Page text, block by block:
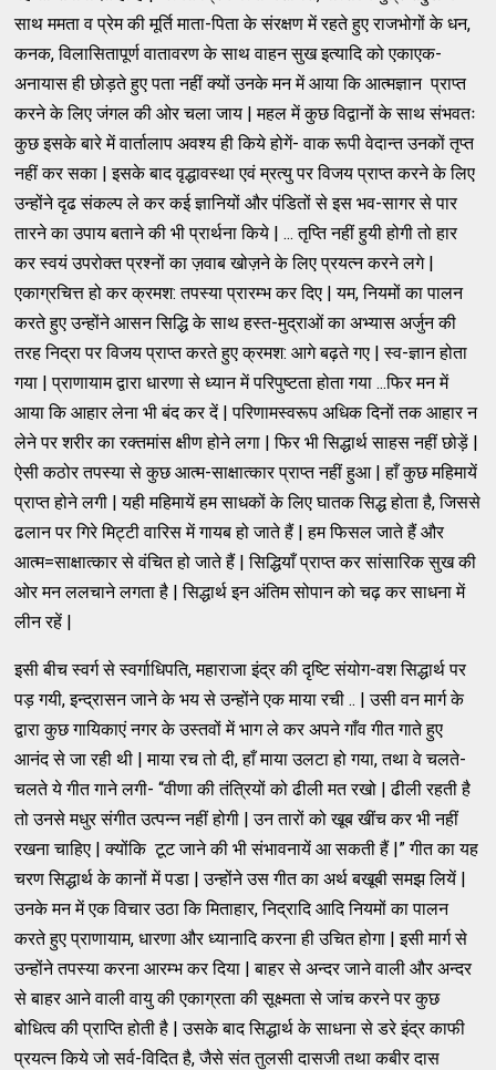
साथ ममता व प्रेम की मूर्ति माता-पिता के संरक्षण में रहते हुए राजभोगों के धन,
कनक, विलासितापूर्ण वातावरण के साथ वाहन सुख इत्यादि को एकाएक-
अनायास ही छोड़ते हुए पता नहीं क्यों उनके मन में आया कि आत्मज्ञान प्राप्त
करने के लिए जंगल की ओर चला जाय | महल में कुछ विद्वानों के साथ संभवतः
कुछ इसके बारे में वार्तालाप अवश्य ही किये होगें- वाक रूपी वेदान्त उनकों तृप्त
नहीं कर सका | इसके बाद वृद्धावस्था एवं म्रत्यु पर विजय प्राप्त करने के लिए
उन्होंने दृढ संकल्प ले कर कई ज्ञानियों और पंडितों से इस भव-सागर से पार
तारने का उपाय बताने की भी प्रार्थना किये | ... तृप्ति नहीं हुयी होगी तो हार
कर स्वयं उपरोक्त प्रश्नों का ज़वाब खोज़ने के लिए प्रयत्न करने लगे |
एकाग्रचित्त हो कर क्रमश: तपस्या प्रारम्भ कर दिए | यम, नियमों का पालन
करते हुए उन्होंने आसन सिद्धि के साथ हस्त-मुद्राओं का अभ्यास अर्जुन की
तरह निद्रा पर विजय प्राप्त करते हुए क्रमश: आगे बढ़ते गए | स्व-ज्ञान होता
गया | प्राणायाम द्वारा धारणा से ध्यान में परिपुष्टता होता गया ...फिर मन में
आया कि आहार लेना भी बंद कर दें | परिणामस्वरूप अधिक दिनों तक आहार न
लेने पर शरीर का रक्तमांस क्षीण होने लगा | फिर भी सिद्धार्थ साहस नहीं छोड़ें |
ऐसी कठोर तपस्या से कुछ आत्म-साक्षात्कार प्राप्त नहीं हुआ | हाँ कुछ महिमायें
प्राप्त होने लगी | यही महिमायें हम साधकों के लिए घातक सिद्ध होता है, जिससे
ढलान पर गिरे मिट्टी वारिस में गायब हो जाते हैं | हम फिसल जाते हैं और
आत्म=साक्षात्कार से वंचित हो जाते हैं | सिद्धियाँ प्राप्त कर सांसारिक सुख की
ओर मन ललचाने लगता है | सिद्धार्थ इन अंतिम सोपान को चढ़ कर साधना में
लीन रहें |
इसी बीच स्वर्ग से स्वर्गाधिपति, महाराजा इंद्र की दृष्टि संयोग-वश सिद्धार्थ पर
पड़ गयी, इन्द्रासन जाने के भय से उन्होंने एक माया रची .. | उसी वन मार्ग के
द्वारा कुछ गायिकाएं नगर के उस्तवों में भाग ले कर अपने गाँव गीत गाते हुए
आनंद से जा रही थी | माया रच तो दी, हाँ माया उलटा हो गया, तथा वे चलते-
चलते ये गीत गाने लगी- “वीणा की तंत्रियों को ढीली मत रखो | ढीली रहती है
तो उनसे मधुर संगीत उत्पन्न नहीं होगी | उन तारों को खूब खींच कर भी नहीं
रखना चाहिए | क्योंकि टूट जाने की भी संभावनायें आ सकती हैं |” गीत का यह
चरण सिद्धार्थ के कानों में पडा | उन्होंने उस गीत का अर्थ बखूबी समझ लियें |
उनके मन में एक विचार उठा कि मिताहार, निद्रादि आदि नियमों का पालन
करते हुए प्राणायाम, धारणा और ध्यानादि करना ही उचित होगा | इसी मार्ग से
उन्होंने तपस्या करना आरम्भ कर दिया | बाहर से अन्दर जाने वाली और अन्दर
से बाहर आने वाली वायु की एकाग्रता की सूक्ष्मता से जांच करने पर कुछ
बोधित्व की प्राप्ति होती है | उसके बाद सिद्धार्थ के साधना से डरे इंद्र काफी
प्रयत्न किये जो सर्व-विदित है, जैसे संत तुलसी दासजी तथा कबीर दास